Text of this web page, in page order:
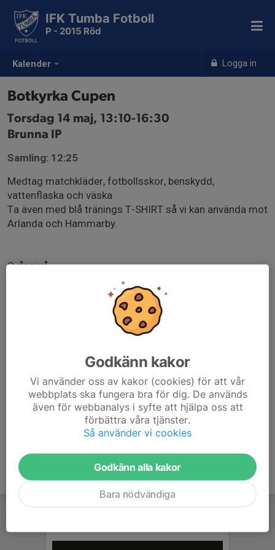
Kalender Logga in
IFK Tumba Fotboll
P - 2015 Röd
Botkyrka Cupen
Torsdag 14 maj, 13:10-16:30
Brunna IP
Samling: 12:25
Medtag matchkläder, fotbollsskor, benskydd,
vattenflaska och väska
Ta även med blå tränings T-SHIRT så vi kan använda mot
Arlanda och Hammarby.
Svår nivå
Match nr 1: kl.13.10 Tumba vs Arameiska
Match nr 2: kl.13.50 Tumba vs Arlanda
Cafe, hamburgare och massa finns under dagen.
Godkänn kakor
Vi använder oss av kakor (cookies) för att vår
webbplats ska fungera bra för dig. De används
även för webbanalys i syfte att hjälpa oss att
förbättra våra tjänster.
Så använder vi cookies
Godkänn alla kakor
Bara nödvändiga